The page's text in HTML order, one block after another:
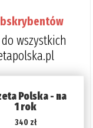
wszystkich
Polska - na
1 rok
340 zł